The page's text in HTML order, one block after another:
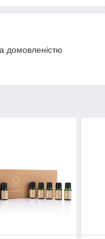
домовленістю